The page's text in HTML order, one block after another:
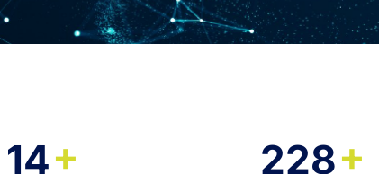
14+ 228+